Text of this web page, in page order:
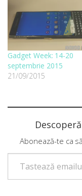
Gadget Week: 14-20
septembrie 2015
21/09/2015
Abonează-te ca
Tastează emailul tău...